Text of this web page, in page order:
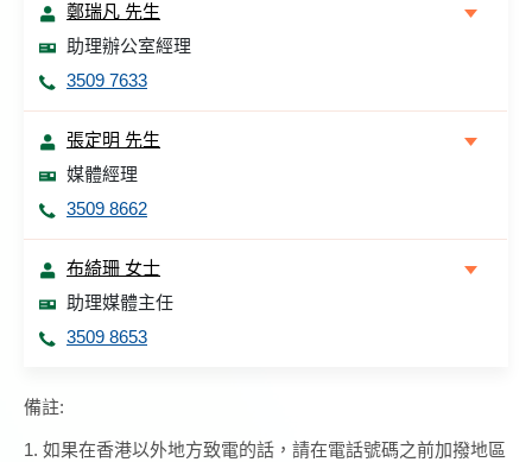
鄭瑞凡 先生
助理辦公室經理
3509 7633
張定明 先生
媒體經理
3509 8662
布綺珊 女士
助理媒體主任
3509 8653
備註:
1. 如果在香港以外地方致電的話，請在電話號碼之前加撥地區